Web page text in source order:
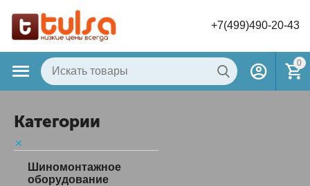
+7(499)490-20-43
0
Категории
Шиномонтажное
оборудование